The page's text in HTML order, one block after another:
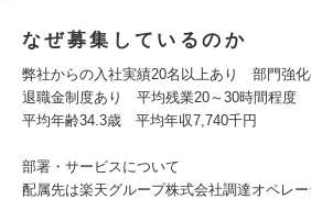
なぜ募集しているのか
弊社からの入社実績20名以上あり 部門強化
退職金制度あり 平均残業20～30時間程度
平均年齢34.3歳 平均年収7,740千円
部署・サービスについて
配属先は楽天グループ株式会社調達オペレ